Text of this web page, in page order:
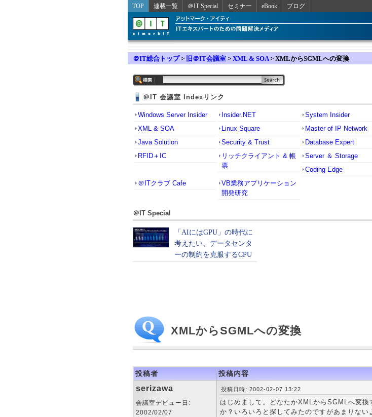
TOP 連載一覧 ＠IT Special セミナー eBook ブログ
＠IT総合トップ> 旧＠IT会議室 > XML & SOA> XMLからSGMLへの変換
＠IT 会議室 Indexリンク
Windows Server Insider Insider.NET
System Insider
XML & SOA
Linux Square
Master of IP Network
Java Solution
Security & Trust
Database Expert
RFID＋IC
リッチクライアント & 帳
票
Server ＆ Storage
Coding Edge
＠ITクラブ Cafe
VB業務アプリケーション
開発研究
＠IT Special
XMLからSGMLへの変換
投稿者 投稿内容
serizawa
会議室デビュー日:
2002/02/07
投稿日時: 2002-02-07 13:22
はじめまして。どなたかXMLからSGMLへ変
か？いろいろと探してみたのですがあまりな